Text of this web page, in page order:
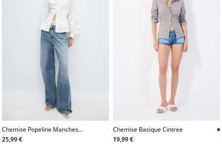
Chemise Popeline Manches
Bouffantes
25,99 €
Chemise Basique Cintree
19,99 €